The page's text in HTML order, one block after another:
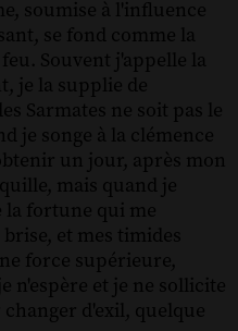
soumise à l'influence
se fond comme la
Souvent j'appelle la
je la supplie de
Sarmates ne soit pas le
je songe à la clémence
un jour, après mon
mais quand je
la fortune qui me
et mes timides
force supérieure,
n'espère et je ne sollicite
d'exil, quelque